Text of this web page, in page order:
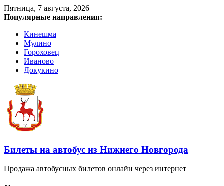
Пятница, 7 августа, 2026
Популярные направления:
Кинешма
Мулино
Гороховец
Иваново
Докукино
Билеты на автобус из Нижнего Новгорода
Продажа автобусных билетов онлайн через интернет